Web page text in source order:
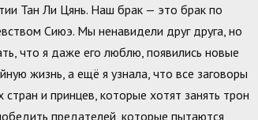
Тан Ли Цянь. Наш брак — это брак по
Сиюэ. Мы ненавидели друг друга, но
что я даже его люблю, появились новые
жизнь, а ещё я узнала, что все заговоры
и принцев, которые хотят занять трон
предателей, которые пытаются